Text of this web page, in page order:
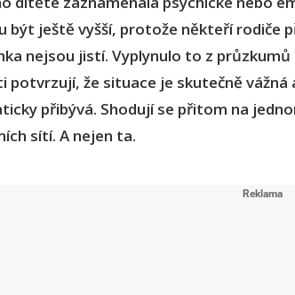
být ještě vyšší, protože někteří rodiče
nejsou jistí. Vyplynulo to z průzkumů
potvrzují, že situace je skutečně vážná
přibývá. Shodují se přitom na
sítí. A nejen ta.